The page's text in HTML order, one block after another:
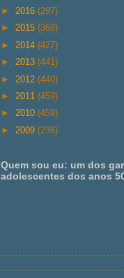
► 2016 (297)
► 2015 (368)
► 2014 (427)
► 2013 (441)
► 2012 (440)
► 2011 (459)
► 2010 (459)
► 2009 (236)
Quem sou eu: um dos
adolescentes dos anos